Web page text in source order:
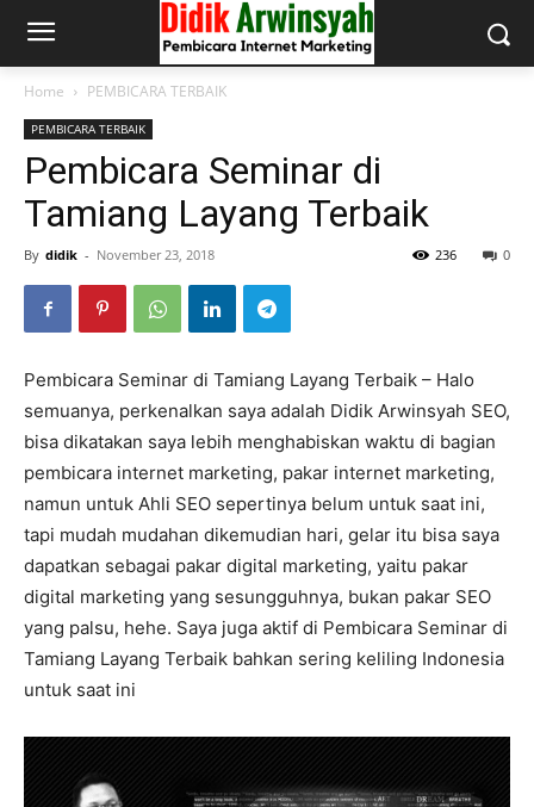
Home PEMBICARA TERBAIK
PEMBICARA TERBAIK
Pembicara Seminar di
Tamiang Layang Terbaik
By didik - November 23, 2018 0
236
Pembicara Seminar di Tamiang Layang Terbaik – Halo
semuanya, perkenalkan saya adalah Didik Arwinsyah SEO,
bisa dikatakan saya lebih menghabiskan waktu di bagian
pembicara internet marketing, pakar internet marketing,
namun untuk Ahli SEO sepertinya belum untuk saat ini,
tapi mudah mudahan dikemudian hari, gelar itu bisa saya
dapatkan sebagai pakar digital marketing, yaitu pakar
digital marketing yang sesungguhnya, bukan pakar SEO
yang palsu, hehe. Saya juga aktif di Pembicara Seminar di
Tamiang Layang Terbaik bahkan sering keliling Indonesia
untuk saat ini